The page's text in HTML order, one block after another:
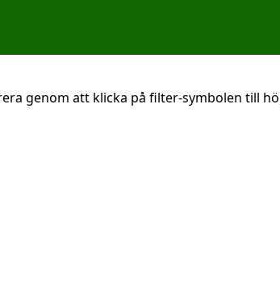
genom att klicka på filter-symbolen till